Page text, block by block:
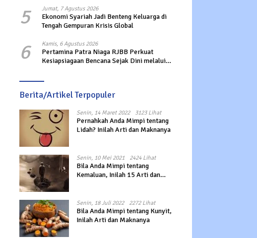
5 Jumat, 7 Agustus 2026
Ekonomi Syariah Jadi Benteng Keluarga di
Tengah Gempuran Krisis Global
6 Kamis, 6 Agustus 2026
Pertamina Patra Niaga RJBB Perkuat
Kesiapsiagaan Bencana Sejak Dini melalui
Berita/Artikel Terpopuler
Senin, 14 Maret 2022 3123 Lihat
Pernahkah Anda Mimpi tentang
Lidah? Inilah Arti dan Maknanya
Senin, 10 Mei 2021 2424 Lihat
Bila Anda Mimpi tentang
Kemaluan, Inilah 15 Arti dan
Senin, 18 Juli 2022 2272 Lihat
Bila Anda Mimpi tentang Kunyit,
Inilah Arti dan Maknanya